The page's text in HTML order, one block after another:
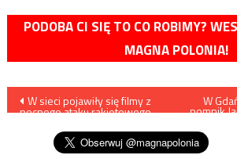
PODOBA CI SIĘ TO CO ROBIMY?
MAGNA POLONIA!
Nawigacja
wpisu
W sieci pojawiły się filmy z
nocnego ataku rakietowego
W
pomnik